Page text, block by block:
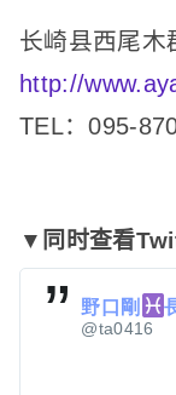
长崎县西尾木
http://
TEL：095-
▼同时查看
野口剛
@ta0416